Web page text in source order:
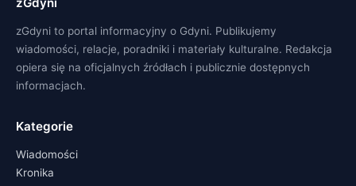
zGdyni to portal informacyjny o Gdyni. Publikujemy
wiadomości, relacje, poradniki i materiały kulturalne. Redakcja
opiera się na oficjalnych źródłach i publicznie dostępnych
informacjach.
Kategorie
Wiadomości
Kronika